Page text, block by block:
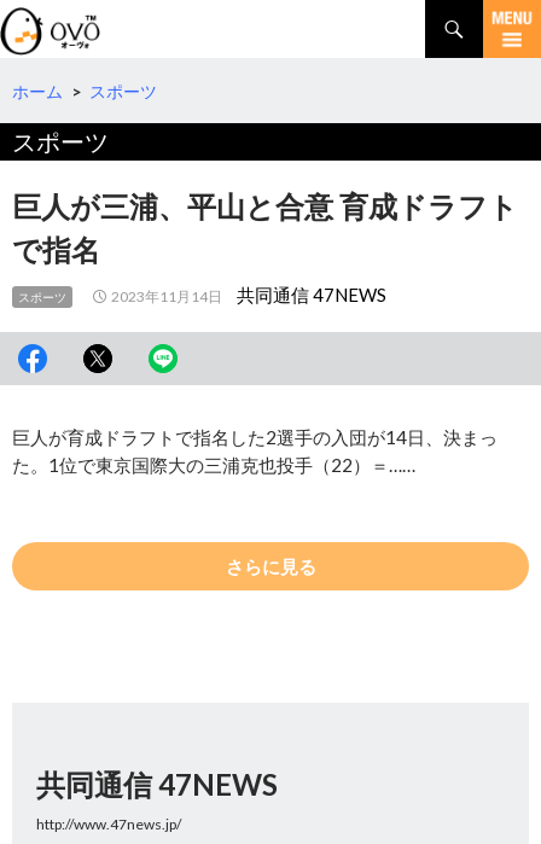
検
索
コ
テ
へ
移
動
ホーム > スポーツ
スポーツ
巨人が三浦、平山と合意 育成ドラフト
で指名
スポーツ 2023年11月14日 共同通信 47NEWS
巨人が育成ドラフトで指名した2選手の入団が14日、決まっ
た。1位で東京国際大の三浦克也投手（22）＝……
さらに見る
共同通信 47NEWS
http://www.47news.jp/